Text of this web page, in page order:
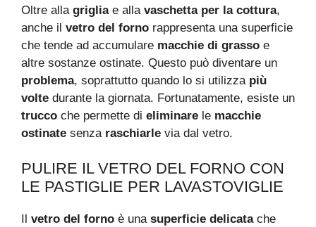
Oltre alla grigliae alla vaschetta per la cottura,
anche il vetro del forno rappresenta una superficie
che tende ad accumulare macchie di grasso e
altre sostanze ostinate. Questo può diventare un
problema, soprattutto quando lo si utilizza più
volte durante la giornata. Fortunatamente, esiste un
trucco che permette di eliminare le macchie
ostinate senza raschiarle via dal vetro.
PULIRE IL VETRO DEL FORNO CON
LE PASTIGLIE PER LAVASTOVIGLIE
vetro del forno è una superficie delicatache